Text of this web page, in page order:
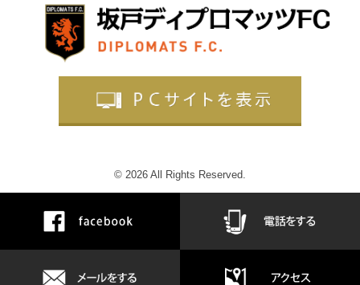
© 2026 All Rights Reserved.